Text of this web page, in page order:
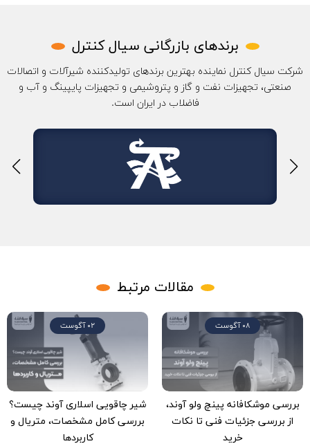
برندهای بازرگانی سیال کنترل
شرکت سیال کنترل نماینده بهترین برندهای تولیدکننده شیرآلات و اتصالات
صنعتی، تجهیزات نفت و گاز و پتروشیمی و تجهیزات پایپینگ و آب و
فاضلاب در ایران است.
مقالات مرتبط
08 آگوست
بررسی موشکافانه پینچ ولو آوند،
از بررسی جزئیات فنی تا نکات
خرید
02 آگوست
شیر چاقویی اسلاری آوند چیست؟
بررسی کامل مشخصات، متریال و
کاربردها